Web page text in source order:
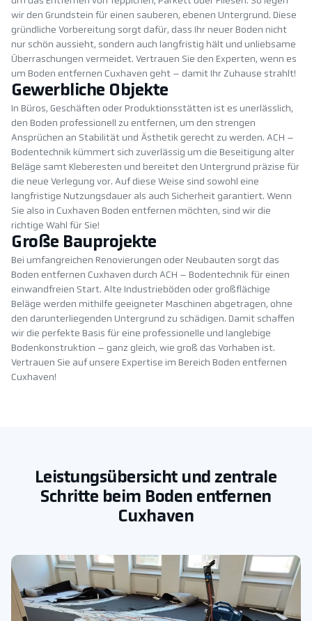
wir den Grundstein für einen sauberen, ebenen Untergrund. Diese
gründliche Vorbereitung sorgt dafür, dass Ihr neuer Boden nicht
nur schön aussieht, sondern auch langfristig hält und unliebsame
Überraschungen vermeidet. Vertrauen Sie den Experten, wenn es
um Boden entfernen Cuxhaven geht – damit Ihr Zuhause strahlt!
Gewerbliche Objekte
In Büros, Geschäften oder Produktionsstätten ist es unerlässlich,
den Boden professionell zu entfernen, um den strengen
Ansprüchen an Stabilität und Ästhetik gerecht zu werden. ACH –
Bodentechnik kümmert sich zuverlässig um die Beseitigung alter
Beläge samt Kleberesten und bereitet den Untergrund präzise für
die neue Verlegung vor. Auf diese Weise sind sowohl eine
langfristige Nutzungsdauer als auch Sicherheit garantiert. Wenn
Sie also in Cuxhaven Boden entfernen möchten, sind wir die
richtige Wahl für Sie!
Große Bauprojekte
Bei umfangreichen Renovierungen oder Neubauten sorgt das
Boden entfernen Cuxhaven durch ACH – Bodentechnik für einen
einwandfreien Start. Alte Industrieböden oder großflächige
Beläge werden mithilfe geeigneter Maschinen abgetragen, ohne
den darunterliegenden Untergrund zu schädigen. Damit schaffen
wir die perfekte Basis für eine professionelle und langlebige
Bodenkonstruktion – ganz gleich, wie groß das Vorhaben ist.
Vertrauen Sie auf unsere Expertise im Bereich Boden entfernen
Cuxhaven!
Leistungsübersicht und zentrale
Schritte beim Boden entfernen
Cuxhaven